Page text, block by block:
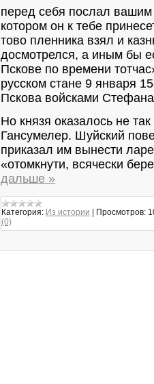
перед себя послал
котором он к тебе
тово пленника взял и
досмотрелся, а иным бы
Пскове по времени
русском стане 9 января
Пскова войсками
Но князя оказалось не
Гансумелер. Шуйский
приказал им вынести
«отомкнути, всячески
дальше »
Категория: Из истории Просмотров:
(0)